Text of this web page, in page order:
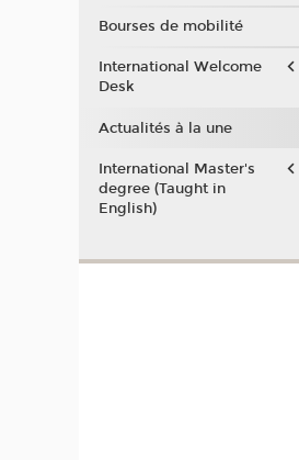
Bourses de mobilité
International Welcome
Desk
Actualités à la une
International Master's
degree (Taught in
English)